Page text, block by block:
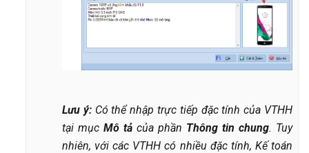
Lưu ý:Có thể nhập trực tiếp đặc tính của VTHH
tại mục Mô tả của phần Thông tin chung. Tuy
nhiên, với các VTHH có nhiều đặc tính, Kế toán